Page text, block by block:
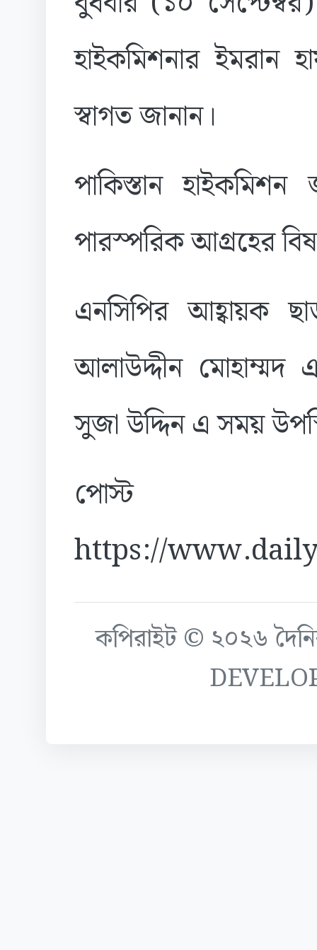
হাইকমিশনার ইমরান
স্বাগত জানান।
পাকিস্তান
পারস্পরিক আগ্রহের
এনসিপির আহ্বায়ক
আলাউদ্দীন
সুজা উদ্দিন এ সময়
https://
কপিরাইট © ২০২৬